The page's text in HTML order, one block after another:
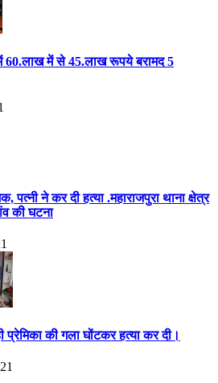
60.लाख में से 45.लाख रूपये बरामद 5
पत्नी ने कर दी हत्या .महाराजपुरा थाना क्षेत्र
की घटना
की गला घोंटकर हत्या कर दी।